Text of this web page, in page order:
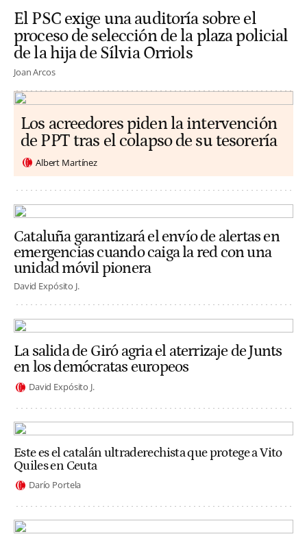
El PSC exige una auditoría sobre el
proceso de selección de la plaza policial
de la hija de Sílvia Orriols
Joan Arcos
Los acreedores piden la intervención
de PPT tras el colapso de su tesorería
Albert Martínez
Cataluña garantizará el envío de alertas en
emergencias cuando caiga la red con una
unidad móvil pionera
David Expósito J.
La salida de Giró agria el aterrizaje de Junts
en los demócratas europeos
David Expósito J.
Este es el catalán ultraderechista que protege a Vito
Quiles en Ceuta
Darío Portela